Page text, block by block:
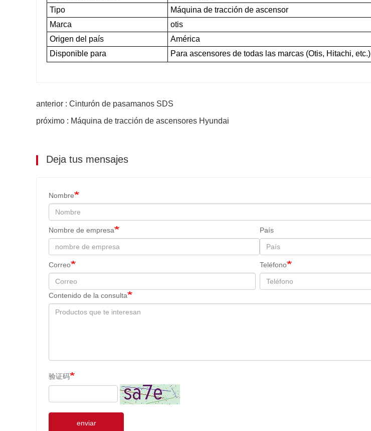
Tipo
Máquina de tracción de ascensor
Marca
otis
Origen del país
América
Disponible para
Para ascensores de todas las marcas (Otis, Hitachi, etc.)
anterior : Cinturón de pasamanos SDS
próximo : Máquina de tracción de ascensores Hyundai
Deja tus mensajes
Nombre
Nombre de empresa País
Correo Teléfono
Contenido de la consulta
验证码
enviar